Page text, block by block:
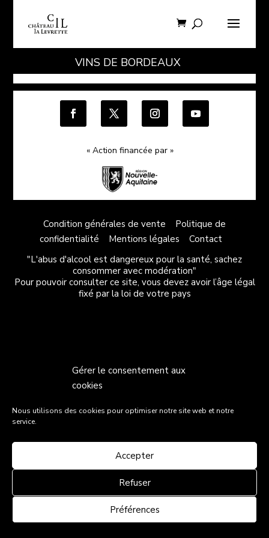
Gérer le consentement aux
cookies
Nous utilisons des cookies pour optimiser notre site web et notre
service.
Accepter
Refuser
Préférences
VINS DE BORDEAUX
« Action financée par »
Condition générales de vente
Politique de
confidentialité
Mentions légales
Contact
"L'abus d'alcool est dangereux pour la santé, sachez
consommer avec modération"
Pour pouvoir consulter ce site, vous devez avoir l’âge légal
fixé par la loi de votre pays